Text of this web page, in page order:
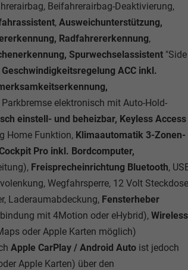
Beifahrerairbag-Deaktivierung,
, Ausweichunterstützung,
Radfahrererkennung,
Spurwechselassistent "Side
ACC inkl.
Parkbremse elektronisch mit Auto-Hold-
einstell- und beheizbar, Keyless Access
Home Funktion, Klimaautomatik 3-Zonen-
Pro inkl. Bordcomputer,
Freisprecheinrichtung Bluetooth,
Wegfahrsperre, 12 Volt
Laderaumabdeckung, Fensterheber
mit 4Motion oder eHybrid), Wireless
oder Apple Karten möglich)
Apple CarPlay / Android Auto ist jedoch
Apple Karten) über den